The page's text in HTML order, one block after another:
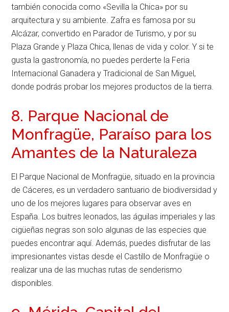
también conocida como «Sevilla la Chica» por su
arquitectura y su ambiente. Zafra es famosa por su
Alcázar, convertido en Parador de Turismo, y por su
Plaza Grande y Plaza Chica, llenas de vida y color. Y si te
gusta la gastronomía, no puedes perderte la Feria
Internacional Ganadera y Tradicional de San Miguel,
donde podrás probar los mejores productos de la tierra.
8. Parque Nacional de
Monfragüe, Paraíso para los
Amantes de la Naturaleza
El Parque Nacional de Monfragüe, situado en la provincia
de Cáceres, es un verdadero santuario de biodiversidad y
uno de los mejores lugares para observar aves en
España. Los buitres leonados, las águilas imperiales y las
cigüeñas negras son solo algunas de las especies que
puedes encontrar aquí. Además, puedes disfrutar de las
impresionantes vistas desde el Castillo de Monfragüe o
realizar una de las muchas rutas de senderismo
disponibles.